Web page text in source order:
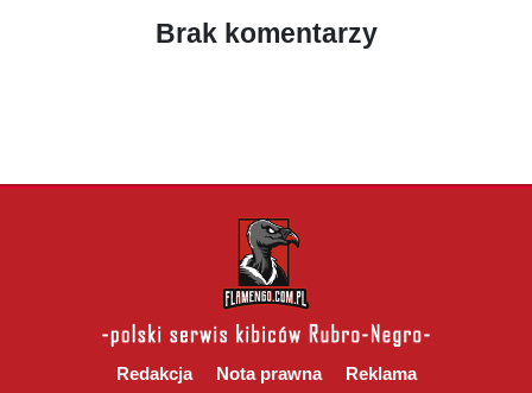
Brak komentarzy
Redakcja Nota prawna Reklama